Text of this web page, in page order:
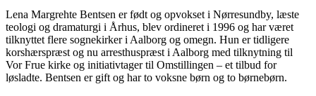
Lena Margrehte Bentsen er født og opvokset i Nørresundby, læste
teologi og dramaturgi i Århus, blev ordineret i 1996 og har været
tilknyttet flere sognekirker i Aalborg og omegn. Hun er tidligere
korshærspræst og nu arresthuspræst i Aalborg med tilknytning til
Vor Frue kirke og initiativtager til Omstillingen – et tilbud for
løsladte. Bentsen er gift og har to voksne børn og to børnebørn.